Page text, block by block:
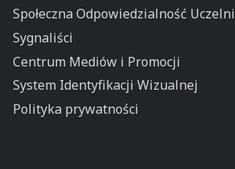
Społeczna Odpowiedzialność Uczelni
Sygnaliści
Centrum Mediów i Promocji
System Identyfikacji Wizualnej
Polityka prywatności